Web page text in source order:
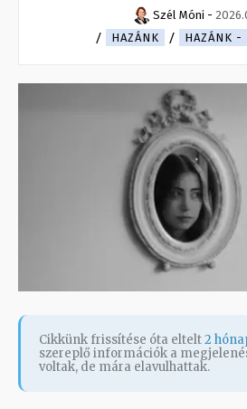
Szél Móni -
HAZÁNK
HAZÁNK -
Cikkünk frissítése óta eltelt2
szereplő információk a
voltak, de mára elavulhattak.